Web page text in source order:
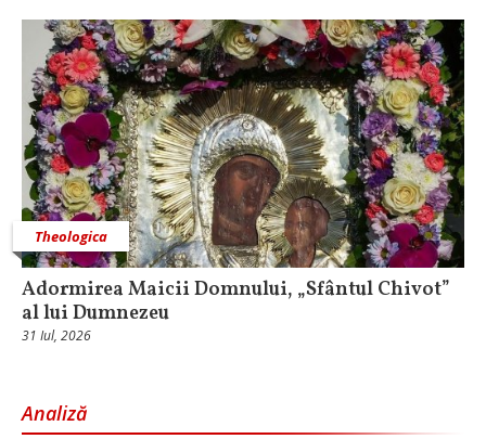
Theologica
Adormirea Maicii Domnului, „Sfântul Chivot”
al lui Dumnezeu
31 Iul, 2026
Analiză